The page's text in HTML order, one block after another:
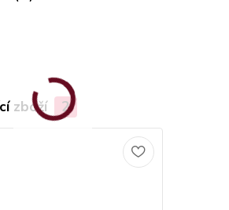
zboží 2